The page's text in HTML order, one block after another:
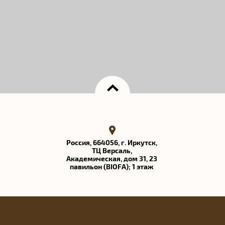
Россия, 664056, г. Иркутск,
ТЦ Версаль​,
Академическая, дом 31, 23
павильон (BIOFA); 1 этаж